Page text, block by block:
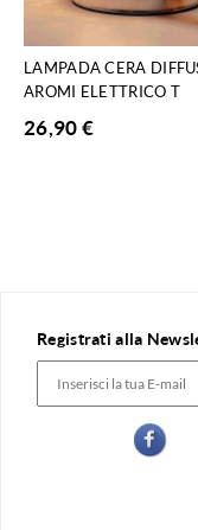
LAMPADA CERA
AROMI ELETTRICO T
26,90€
Registrati alla